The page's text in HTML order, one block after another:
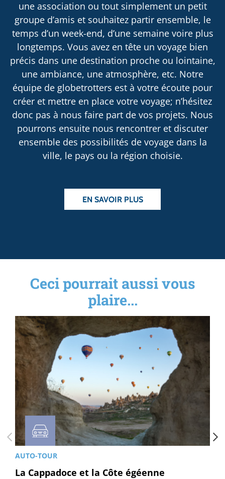
une association ou tout simplement un petit
groupe d’amis et souhaitez partir ensemble, le
temps d’un week-end, d’une semaine voire plus
longtemps. Vous avez en tête un voyage bien
précis dans une destination proche ou lointaine,
une ambiance, une atmosphère, etc. Notre
équipe de globetrotters est à votre écoute pour
créer et mettre en place votre voyage; n’hésitez
donc pas à nous faire part de vos projets. Nous
pourrons ensuite nous rencontrer et discuter
ensemble des possibilités de voyage dans la
ville, le pays ou la région choisie.
EN SAVOIR PLUS
Ceci pourrait aussi vous
plaire...
AUTO-TOUR
La Cappadoce et la Côte égéenne